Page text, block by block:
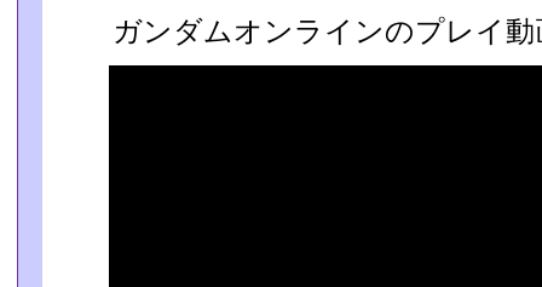
ガンダムオンラインのプレイ動